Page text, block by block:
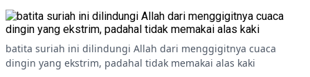
batita suriah ini dilindungi Allah dari menggigitnya cuaca
dingin yang ekstrim, padahal tidak memakai alas kaki